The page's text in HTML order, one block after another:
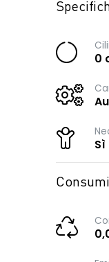
0
Sì